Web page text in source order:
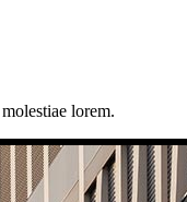
lorem.